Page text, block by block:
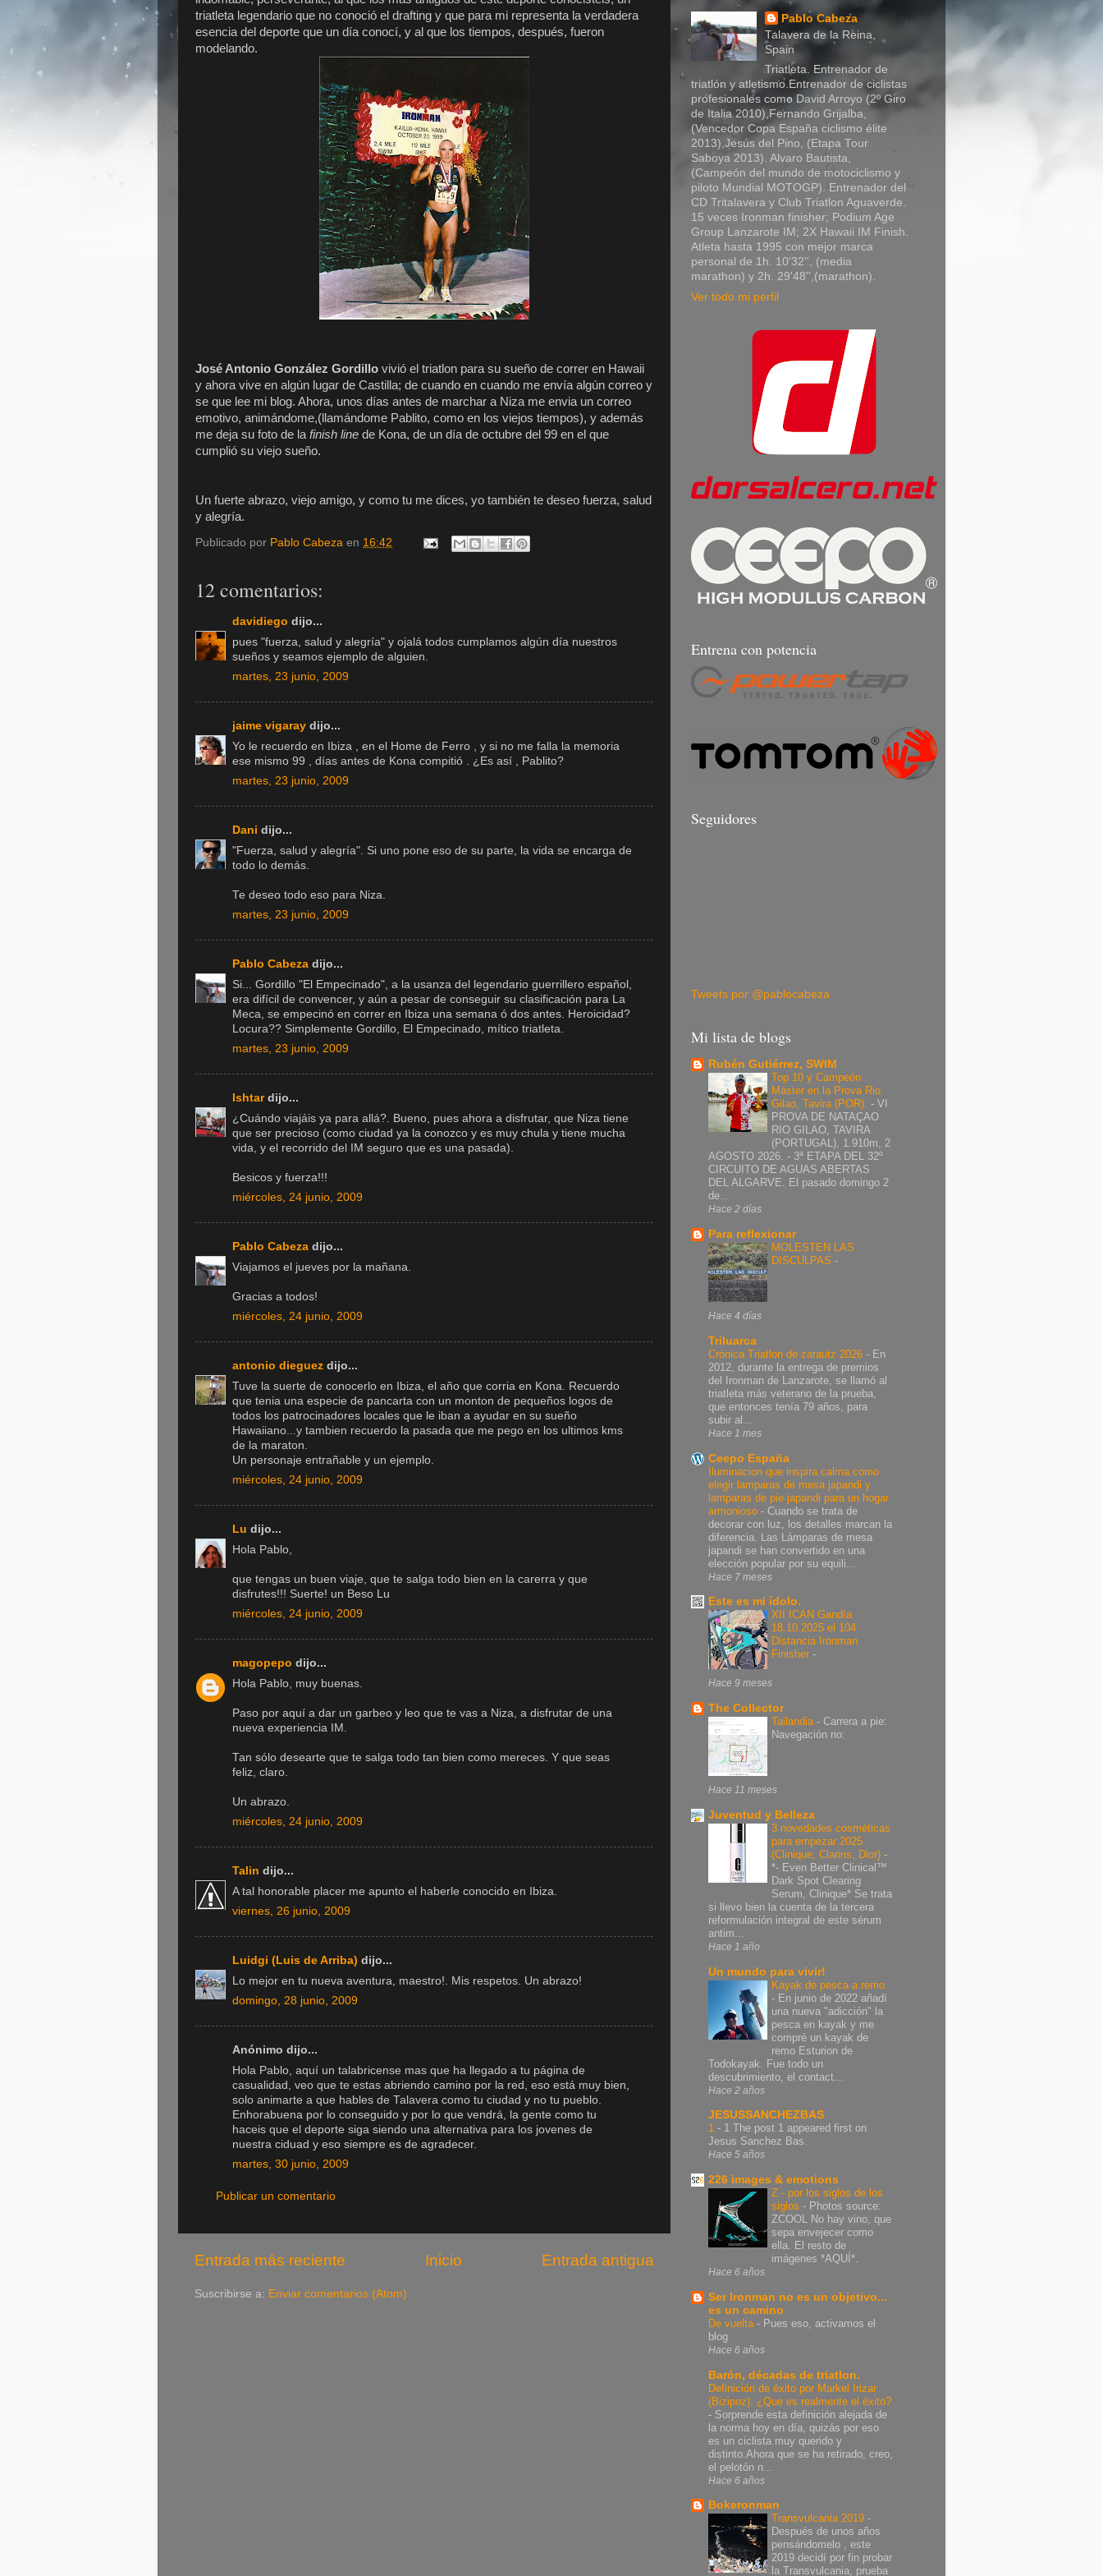
triatleta legendario que no conoció el drafting y que para mi representa la verdadera
esencia del deporte que un día conocí, y al que los tiempos, después, fueron
modelando.
José Antonio González Gordillo vivió el triatlon para su sueño de correr en Hawaii
y ahora vive en algún lugar de Castilla; de cuando en cuando me envía algún correo y
se que lee mi blog. Ahora, unos días antes de marchar a Niza me envia un correo
emotivo, animándome,(llamándome Pablito, como en los viejos tiempos), y además
me deja su foto de la finish line de Kona, de un día de octubre del 99 en el que
cumplió su viejo sueño.
Un fuerte abrazo, viejo amigo, y como tu me dices, yo también te deseo fuerza, salud
y alegría.
Publicado por Pablo Cabeza en 16:42
12 comentarios:
davidiego dijo...
pues "fuerza, salud y alegría" y ojalá todos cumplamos algún día nuestros
sueños y seamos ejemplo de alguien.
martes, 23 junio, 2009
jaime vigaray dijo...
Yo le recuerdo en Ibiza , en el Home de Ferro , y si no me falla la memoria
ese mismo 99 , días antes de Kona compitió . ¿Es así , Pablito?
martes, 23 junio, 2009
Dani dijo...
"Fuerza, salud y alegría". Si uno pone eso de su parte, la vida se encarga de
todo lo demás.
Te deseo todo eso para Niza.
martes, 23 junio, 2009
Pablo Cabeza dijo...
Si... Gordillo "El Empecinado", a la usanza del legendario guerrillero español,
era difícil de convencer, y aún a pesar de conseguir su clasificación para La
Meca, se empecinó en correr en Ibiza una semana ó dos antes. Heroicidad?
Locura?? Simplemente Gordillo, El Empecinado, mítico triatleta.
martes, 23 junio, 2009
Ishtardijo...
¿Cuándo viajáis ya para allá?. Bueno, pues ahora a disfrutar, que Niza tiene
que ser precioso (como ciudad ya la conozco y es muy chula y tiene mucha
vida, y el recorrido del IM seguro que es una pasada).
Besicos y fuerza!!!
miércoles, 24 junio, 2009
Pablo Cabeza dijo...
Viajamos el jueves por la mañana.
Gracias a todos!
miércoles, 24 junio, 2009
antonio dieguez dijo...
Tuve la suerte de conocerlo en Ibiza, el año que corria en Kona. Recuerdo
que tenia una especie de pancarta con un monton de pequeños logos de
todos los patrocinadores locales que le iban a ayudar en su sueño
Hawaiiano...y tambien recuerdo la pasada que me pego en los ultimos kms
de la maraton.
Un personaje entrañable y un ejemplo.
miércoles, 24 junio, 2009
Lu dijo...
Hola Pablo,
que tengas un buen viaje, que te salga todo bien en la carerra y que
disfrutes!!! Suerte! un Beso Lu
miércoles, 24 junio, 2009
magopepo dijo...
Hola Pablo, muy buenas.
Paso por aquí a dar un garbeo y leo que te vas a Niza, a disfrutar de una
nueva experiencia IM.
Tan sólo desearte que te salga todo tan bien como mereces. Y que seas
feliz, claro.
Un abrazo.
miércoles, 24 junio, 2009
Talin dijo...
A tal honorable placer me apunto el haberle conocido en Ibiza.
viernes, 26 junio, 2009
Luidgi (Luis de Arriba) dijo...
Lo mejor en tu nueva aventura, maestro!. Mis respetos. Un abrazo!
domingo, 28 junio, 2009
Anónimo dijo...
Hola Pablo, aquí un talabricense mas que ha llegado a tu página de
casualidad, veo que te estas abriendo camino por la red, eso está muy bien,
solo animarte a que hables de Talavera como tu ciudad y no tu pueblo.
Enhorabuena por lo conseguido y por lo que vendrá, la gente como tu
haceis que el deporte siga siendo una alternativa para los jovenes de
nuestra ciduad y eso siempre es de agradecer.
martes, 30 junio, 2009
Publicar un comentario
Entrada más reciente Entrada antigua
Inicio
Suscribirse a: Enviar comentarios (Atom)
Pablo Cabeza
Talavera de la Reina,
Spain
Triatleta. Entrenador de
triatlón y atletismo.Entrenador de ciclistas
profesionales como David Arroyo (2º Giro
de Italia 2010),Fernando Grijalba,
(Vencedor Copa España ciclismo élite
2013),Jesús del Pino, (Etapa Tour
Saboya 2013). Alvaro Bautista,
(Campeón del mundo de motociclismo y
piloto Mundial MOTOGP). Entrenador del
CD Tritalavera y Club Triatlon Aguaverde.
15 veces Ironman finisher; Podium Age
Group Lanzarote IM; 2X Hawaii IM Finish.
Atleta hasta 1995 con mejor marca
personal de 1h. 10'32'', (media
marathon) y 2h. 29'48'',(marathon).
Ver todo mi perfil
Entrena con potencia
Seguidores
Tweets por @pablocabeza
Mi lista de blogs
Rubén Gutiérrez, SWIM
Top 10 y Campeón
Máster en la Prova Rio
Gilao, Tavira (POR). - VI
PROVA DE NATAÇAO
RIO GILAO, TAVIRA
(PORTUGAL), 1.910m, 2
AGOSTO 2026. - 3ª ETAPA DEL 32º
CIRCUITO DE AGUAS ABERTAS
DEL ALGARVE. El pasado domingo 2
de...
Hace 2 días
Para reflexionar
MOLESTEN LAS
DISCULPAS -
Hace 4 días
Triluarca
Crónica Triatlon de zarautz 2026 - En
2012, durante la entrega de premios
del Ironman de Lanzarote, se llamó al
triatleta más veterano de la prueba,
que entonces tenía 79 años, para
subir al...
Hace 1 mes
Ceepo España
Iluminacion que inspira calma como
elegir lamparas de mesa japandi y
lamparas de pie japandi para un hogar
armonioso - Cuando se trata de
decorar con luz, los detalles marcan la
diferencia. Las Lámparas de mesa
japandi se han convertido en una
elección popular por su equili...
Hace 7 meses
Este es mi ídolo.
XII ICAN Gandía
18.10.2025 el 104
Distancia Ironman
Finisher -
Hace 9 meses
The Collector
Tailandia - Carrera a pie:
Navegación rio:
Hace 11 meses
Juventud y Belleza
3 novedades cosméticas
para empezar 2025
(Clinique, Clarins, Dior) -
*- Even Better Clinical™
Dark Spot Clearing
Serum, Clinique* Se trata
si llevo bien la cuenta de la tercera
reformulación integral de este sérum
antim...
Hace 1 año
Un mundo para vivir!
Kayak de pesca a remo.
- En junio de 2022 añadí
una nueva "adicción" la
pesca en kayak y me
compré un kayak de
remo Esturion de
Todokayak. Fue todo un
descubrimiento, el contact...
Hace 2 años
JESUSSANCHEZBAS
1 - 1 The post 1 appeared first on
Jesus Sanchez Bas.
Hace 5 años
226 images & emotions
Z - por los siglos de los
siglos - Photos source:
ZCOOL No hay vino, que
sepa envejecer como
ella. El resto de
imágenes *AQUÍ*.
Hace 6 años
Ser Ironman no es un objetivo...
es un camino
De vuelta - Pues eso, activamos el
blog
Hace 6 años
Barón, décadas de triatlon.
Definición de éxito por Markel Irizar
(Bizipoz). ¿Que es realmente el éxito?
- Sorprende esta definición alejada de
la norma hoy en día, quizás por eso
es un ciclista muy querido y
distinto.Ahora que se ha retirado, creo,
el pelotón n...
Hace 6 años
Bokeronman
Transvulcania 2019 -
Después de unos años
pensándomelo , este
2019 decidí por fin probar
la Transvulcania, prueba